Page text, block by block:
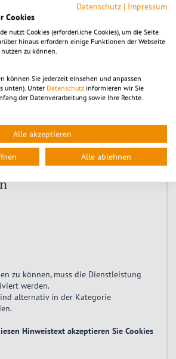
- 22:30
zu können, muss die Dienstleistung
werden.
alternativ in der Kategorie
Hinweistext akzeptieren Sie Cookies
Datenschutz | Impressum
Cookies
nutzt Cookies (erforderliche Cookies), um die Seite
hinaus erfordern einige Funktionen der Webseite
zu können.
können Sie jederzeit einsehen und anpassen
unten). Unter Datenschutz informieren wir Sie
der Datenverarbeitung sowie Ihre Rechte.
Alle akzeptieren
Alle ablehnen